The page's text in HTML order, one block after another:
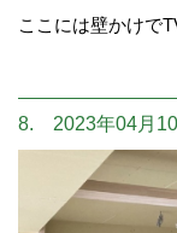
ここには壁かけで
8. 2023年04月10